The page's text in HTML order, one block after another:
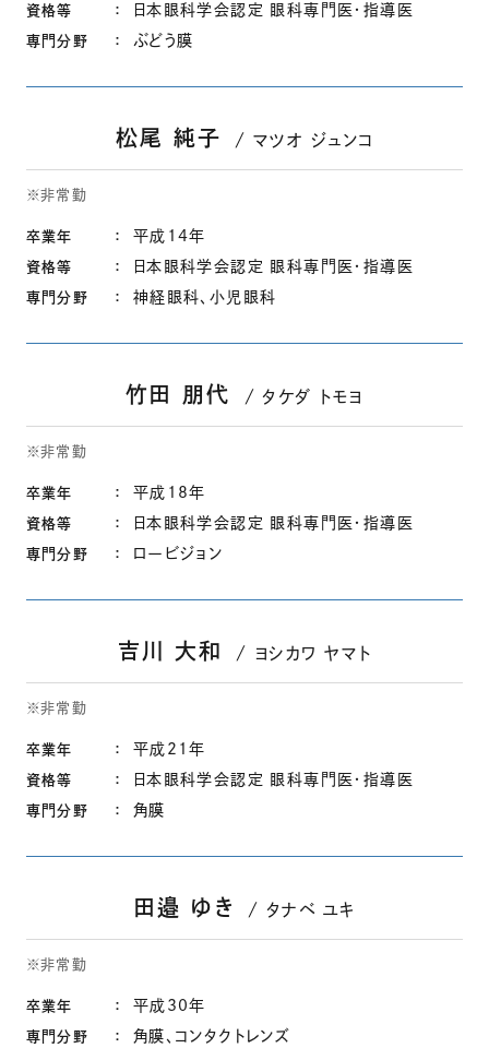
資格等 日本眼科学会認定 眼科専門医・指導医
専門分野 ぶどう膜
松尾 純子 マツオ ジュンコ
※非常勤
卒業年 平成14年
資格等 日本眼科学会認定 眼科専門医・指導医
専門分野 神経眼科、小児眼科
竹田 朋代 タケダ トモヨ
※非常勤
卒業年 平成18年
資格等 日本眼科学会認定 眼科専門医・指導医
専門分野 ロービジョン
吉川 大和 ヨシカワ ヤマト
※非常勤
卒業年 平成21年
資格等 日本眼科学会認定 眼科専門医・指導医
専門分野 角膜
田邉 ゆき タナベ ユキ
※非常勤
卒業年 平成30年
専門分野 角膜、コンタクトレンズ